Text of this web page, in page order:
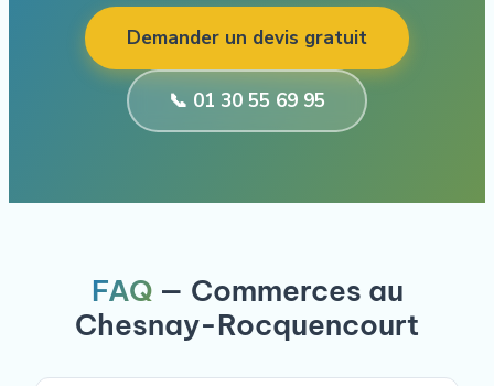
Demander un devis gratuit
📞 01 30 55 69 95
FAQ— Commerces au
Chesnay-Rocquencourt